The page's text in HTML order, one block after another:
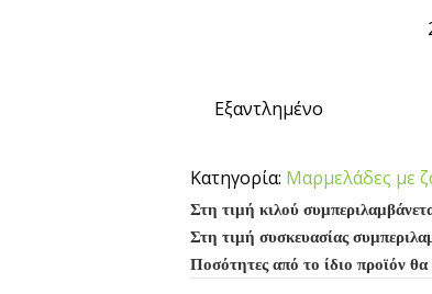
Εξαντλημένο
Κατηγορία: Μαρμελάδες με
Στη τιμή κιλού
Στη τιμή συσκευασίας
Ποσότητες από το ίδιο προϊόν θα